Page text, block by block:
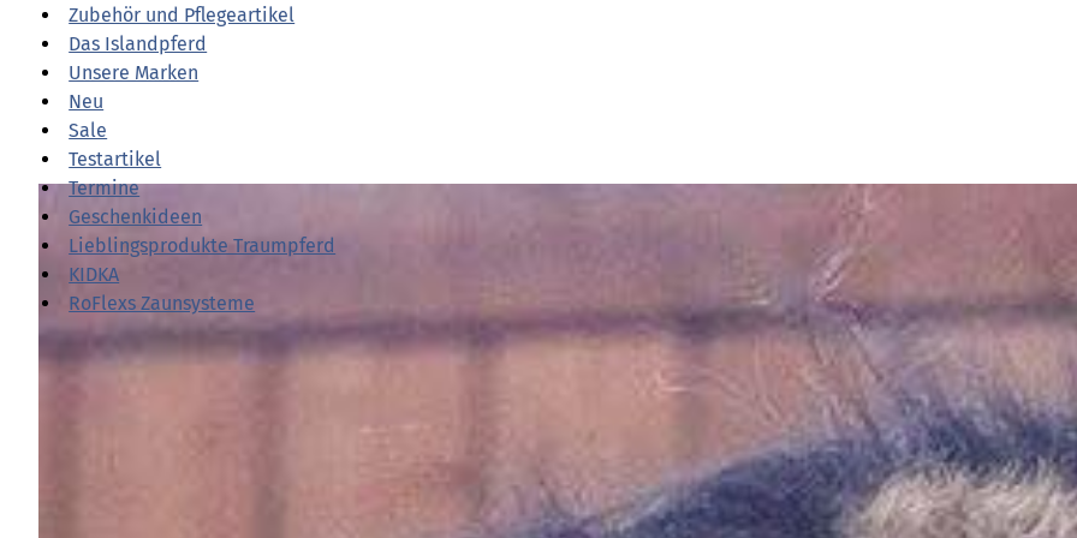
Zubehör und Pflegeartikel
Das Islandpferd
Unsere Marken
Neu
Sale
Testartikel
Termine
Geschenkideen
Lieblingsprodukte Traumpferd
KIDKA
RoFlexs Zaunsysteme
Halfter und Führstricke